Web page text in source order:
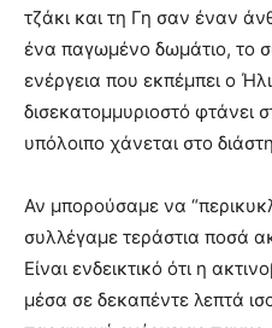
τζάκι και τη Γη σαν έναν
ένα παγωμένο δωμάτιο, το
ενέργεια που εκπέμπει ο
δισεκατομμυριοστό φτάνει
υπόλοιπο χάνεται στο
Αν μπορούσαμε να
συλλέγαμε τεράστια ποσά
Είναι ενδεικτικό ότι η
μέσα σε δεκαπέντε λεπτά